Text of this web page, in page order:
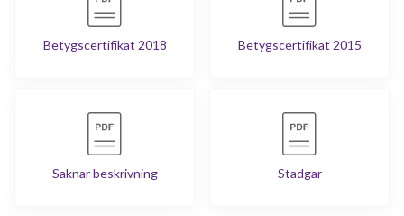
Betygscertifikat 2018 Betygscertifikat 2015
Saknar beskrivning Stadgar